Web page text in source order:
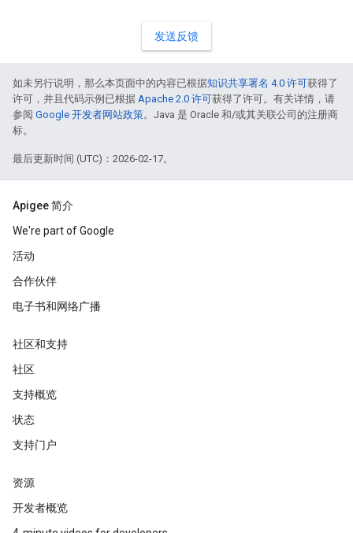
发送反馈
如未另行说明，那么本页面中的内容已根据知识共享署名 4.0 许可获得了
许可，并且代码示例已根据 Apache 2.0 许可获得了许可。有关详情，请
参阅 Google 开发者网站政策。Java 是 Oracle 和/或其关联公司的注册商
标。
最后更新时间 (UTC)：2026-02-17。
Apigee 简介
We're part of Google
活动
合作伙伴
电子书和网络广播
社区和支持
社区
支持概览
状态
支持门户
资源
开发者概览